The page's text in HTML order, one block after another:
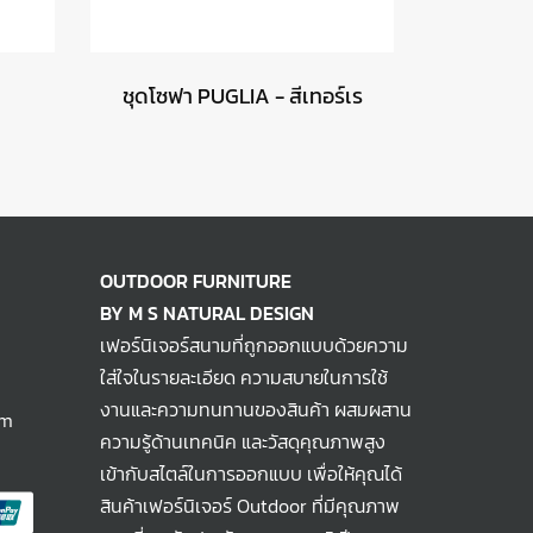
ชุดโซฟา PUGLIA - สีเทอร์เร
OUTDOOR FURNITURE
BY M S NATURAL DESIGN
เฟอร์นิเจอร์สนามที่ถูกออกแบบด้วยความ
ใส่ใจในรายละเอียด ความสบายในการใช้
งานและความทนทานของสินค้า ผสมผสาน
ความรู้ด้านเทคนิค และวัสดุคุณภาพสูง
เข้ากับสไตล์ในการออกแบบ เพื่อให้คุณได้
สินค้าเฟอร์นิเจอร์ Outdoor ที่มีคุณภาพ